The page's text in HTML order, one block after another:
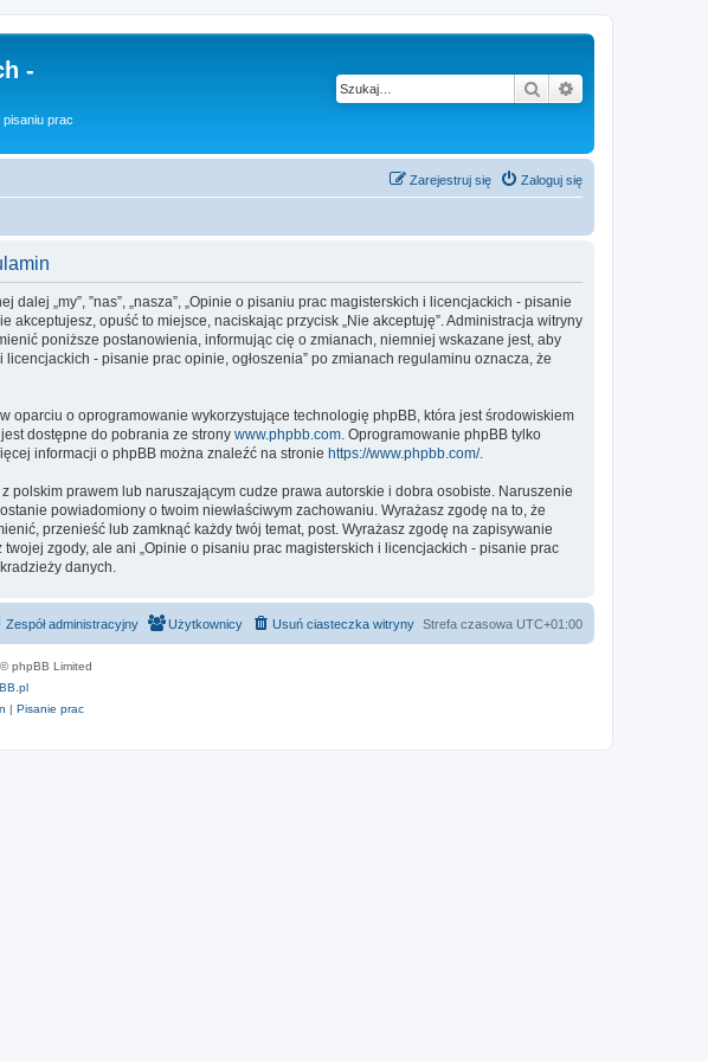
-
prac
Szukaj
Zaloguj się
Zarejestruj się
„my”, ”nas”, „nasza”, „Opinie o pisaniu prac magisterskich i licencjackich - pisanie
opuść to miejsce, naciskając przycisk „Nie akceptuję”. Administracja witryny
poniższe postanowienia, informując cię o zmianach, niemniej wskazane jest, aby
- pisanie prac opinie, ogłoszenia” po zmianach regulaminu oznacza, że
w oparciu o oprogramowanie wykorzystujące technologię phpBB, która jest środowiskiem
dostępne do pobrania ze strony www.phpbb.com . Oprogramowanie phpBB tylko
informacji o phpBB można znaleźć na stronie https://www.phpbb.com/.
prawem lub naruszającym cudze prawa autorskie i dobra osobiste. Naruszenie
powiadomiony o twoim niewłaściwym zachowaniu. Wyrażasz zgodę na to, że
przenieść lub zamknąć każdy twój temat, post. Wyrażasz zgodę na zapisywanie
zgody, ale ani „Opinie o pisaniu prac magisterskich i licencjackich - pisanie prac
danych.
Strefa czasowa UTC+01:00
Usuń ciasteczka witryny
Użytkownicy
Zespół administracyjny
phpBB Limited
| Pisanie prac